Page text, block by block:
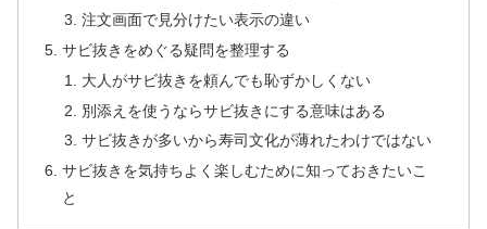
注文画面で見分けたい表示の違い
サビ抜きをめぐる疑問を整理する
大人がサビ抜きを頼んでも恥ずかしくない
別添えを使うならサビ抜きにする意味はある
サビ抜きが多いから寿司文化が薄れたわけではない
サビ抜きを気持ちよく楽しむために知っておきたいこ
と